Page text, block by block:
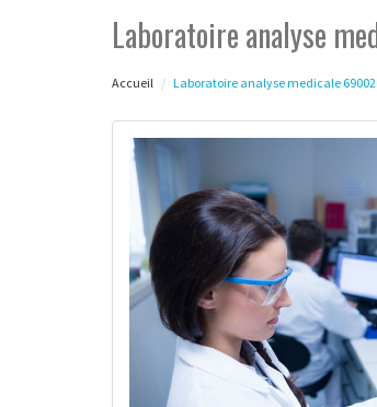
Laboratoire analyse
Accueil Laboratoire analyse medicale 69002